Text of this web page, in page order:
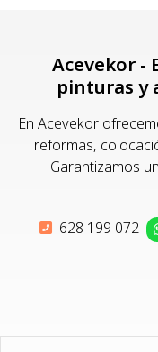
Acevekor -
pinturas y
En Acevekor
reformas,
Garantizamos
628 199 072